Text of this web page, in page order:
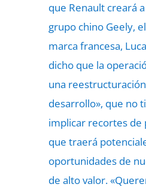
que Renault creará
grupo chino Geely,
marca francesa,
dicho que la
una
desarrollo», que no
implicar recortes de
que traerá
oportunidades de
de alto valor.